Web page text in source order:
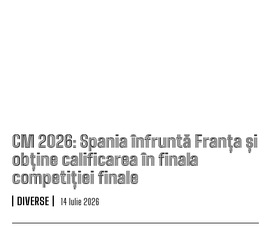
CM 2026: Spania înfruntă Franța și
obține calificarea în finala
competiției finale
DIVERSE 14 Iulie 2026